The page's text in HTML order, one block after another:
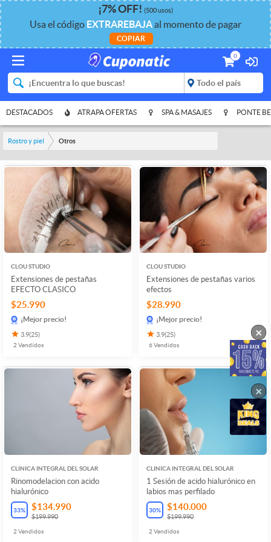
¡7%OFF! (500 usos)
Usa el código EXTRAREBAJAal momento de pagar
COPIAR
0
DESTACADOS ATRAPA OFERTAS SPA & MASAJES PONTE
Rostro y piel Otros
CLOU STUDIO
Extensiones de pestañas
EFECTO CLASICO
$25.990
¡Mejor precio!
3.9(25)
2 Vendidos
CLOU STUDIO
Extensiones de pestañas varios
efectos
$28.990
¡Mejor precio!
3.9(25)
6Vendidos
CLINICA INTEGRAL DEL SOLAR
Rinomodelacion con acido
hialurónico
33% $134.990
$199.990
2 Vendidos
CLINICA INTEGRAL DEL SOLAR
1 Sesión de acido hialurónico en
labios mas perfilado
30% $140.000
$199.990
2 Vendidos
×
×